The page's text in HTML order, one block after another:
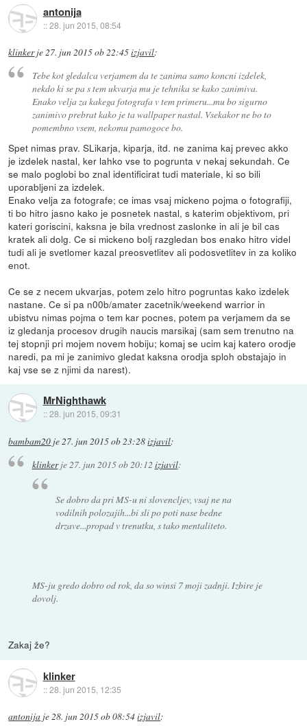
antonija
::28. jun 2015, 08:54
klinkerje27. jun 2015 ob 22:45izjavil:
Tebe kot gledalca verjamem da te zanima samo koncni izdelek,
nekdo ki se pa s tem ukvarja mu je tehnika se kako zanimiva.
Enako velja za kakega fotografa v tem primeru...mu bo sigurno
zanimivo prebrat kako je ta wallpaper nastal. Vsekakor ne bo to
pomembno vsem, nekomu pamogoce bo.
Spet nimas prav. SLikarja, kiparja, itd. ne zanima kaj prevec akko
je izdelek nastal, ker lahko vse to pogrunta v nekaj sekundah. Ce
se malo poglobi bo znal identificirat tudi materiale, ki so bili
uporabljeni za izdelek.
Enako velja za fotografe; ce imas vsaj mickeno pojma o fotografiji,
ti bo hitro jasno kako je posnetek nastal, s katerim objektivom, pri
kateri goriscini, kaksna je bila vrednost zaslonke in ali je bil cas
kratek ali dolg. Ce si mickeno bolj razgledan bos enako hitro videl
tudi ali je svetlomer kazal preosvetlitev ali podosvetlitev in za koliko
enot.
Ce se z necem ukvarjas, potem zelo hitro pogruntas kako izdelek
nastane. Ce si pa n00b/amater zacetnik/weekend warrior in
ubistvu nimas pojma o tem kar pocnes, potem pa verjamem da se
iz gledanja procesov drugih naucis marsikaj (sam sem trenutno na
tej stopnji pri mojem novem hobiju; komaj se ucim kaj katero orodje
naredi, pa mi je zanimivo gledat kaksna orodja sploh obstajajo in
kaj vse se z njimi da narest).
MrNighthawk
::28. jun 2015, 09:31
bambam20 je27. jun 2015 ob 23:28izjavil:
klinkerje 27. jun 2015 ob 20:12 izjavil:
Se dobro da pri MS-u ni slovencljev, vsaj ne na
vodilnih polozajih...bi sli po poti nase bedne
drzave...propad v trenutku, s tako mentaliteto.
MS-ju gredo dobro od rok, da so winsi 7 moji zadnji. Izbire je
dovolj.
Zakaj že?
klinker
::28. jun 2015, 12:35
antonija je28. jun 2015 ob 08:54izjavil: